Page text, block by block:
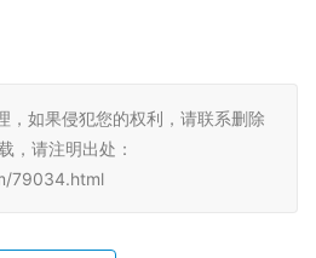
，如果侵犯您的权利，请联系删除
，请注明出处：
79034.html